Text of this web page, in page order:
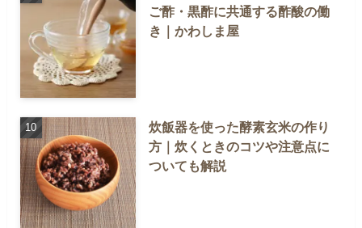
ご酢・黒酢に共通する酢酸の働
き｜かわしま屋
炊飯器を使った酵素玄米の作り
方｜炊くときのコツや注意点に
ついても解説